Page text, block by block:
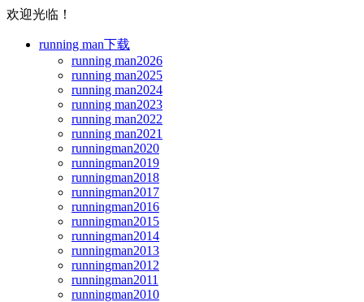
欢迎光临！
running man下载
running man2026
running man2025
running man2024
running man2023
running man2022
running man2021
runningman2020
runningman2019
runningman2018
runningman2017
runningman2016
runningman2015
runningman2014
runningman2013
runningman2012
runningman2011
runningman2010